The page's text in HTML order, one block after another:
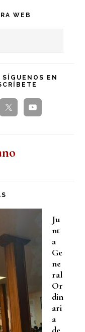
WEB
EN
Ju
nt
a
Ge
ne
ral
Or
din
ari
a